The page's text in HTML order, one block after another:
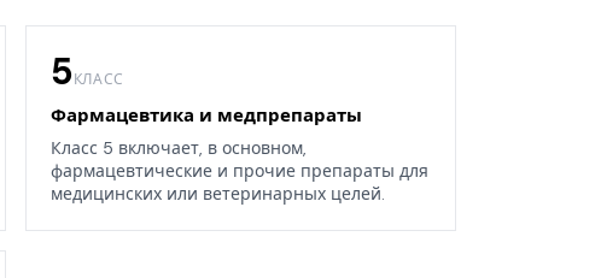
5КЛАСС
Фармацевтика и медпрепараты
Класс 5 включает, в основном,
фармацевтические и прочие препараты для
медицинских или ветеринарных целей.